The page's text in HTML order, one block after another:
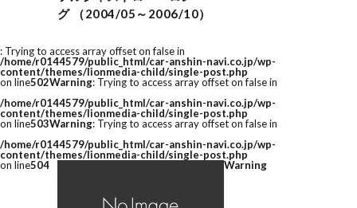
グ （2004/05～2006/10）
: Trying to access array offset on false in
/home/r0144579/public_html/car-anshin-navi.co.jp/wp-
content/themes/lionmedia-child/single-post.php
on line502Warning: Trying to access array offset on false in
/home/r0144579/public_html/car-anshin-navi.co.jp/wp-
content/themes/lionmedia-child/single-post.php
on line503Warning: Trying to access array offset on false in
/home/r0144579/public_html/car-anshin-navi.co.jp/wp-
content/themes/lionmedia-child/single-post.php
on line504 Warning